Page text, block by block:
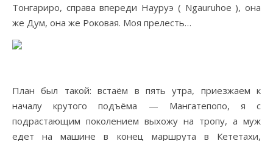
Тонгариро, справа впереди Науруэ ( Ngauruhoe ), она
же Дум, она же Роковая. Моя прелесть…
План был такой: встаём в пять утра, приезжаем к
началу крутого подъёма — Мангатепопо, я с
подрастающим поколением выхожу на тропу, а муж
едет на машине в конец маршрута в Кететахи,